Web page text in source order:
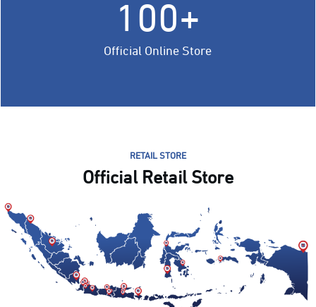
100+
Official Online Store
RETAIL STORE
Official Retail Store